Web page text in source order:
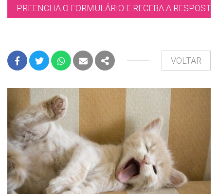
PREENCHA O FORMULÁRIO E RECEBA A
FACEBOOK
TWITTERWHATSAPP
E-MAILPARTILHAR
VOLTAR